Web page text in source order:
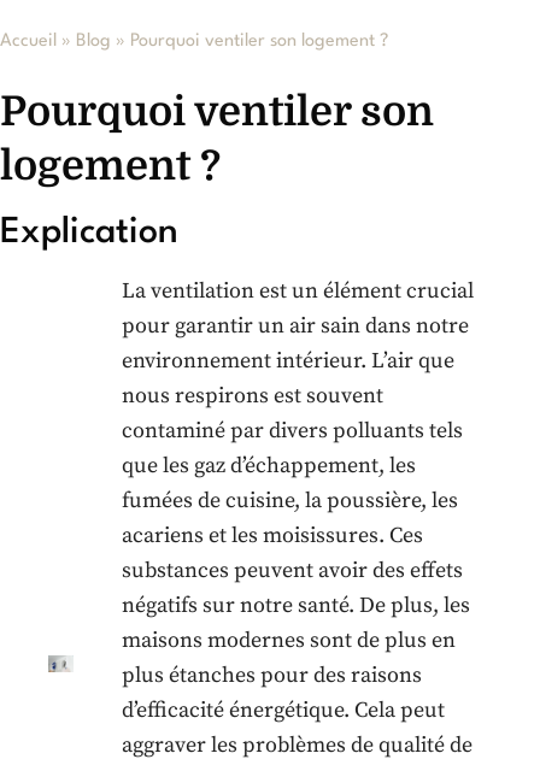
Accueil » Blog » Pourquoi ventiler son logement ?
Pourquoi ventiler son
logement ?
Explication
La ventilation est un élément crucial
pour garantir un air sain dans notre
environnement intérieur. L’air que
nous respirons est souvent
contaminé par divers polluants tels
que les gaz d’échappement, les
fumées de cuisine, la poussière, les
acariens et les moisissures. Ces
substances peuvent avoir des effets
négatifs sur notre santé. De plus, les
maisons modernes sont de plus en
plus étanches pour des raisons
d’efficacité énergétique. Cela peut
aggraver les problèmes de qualité de